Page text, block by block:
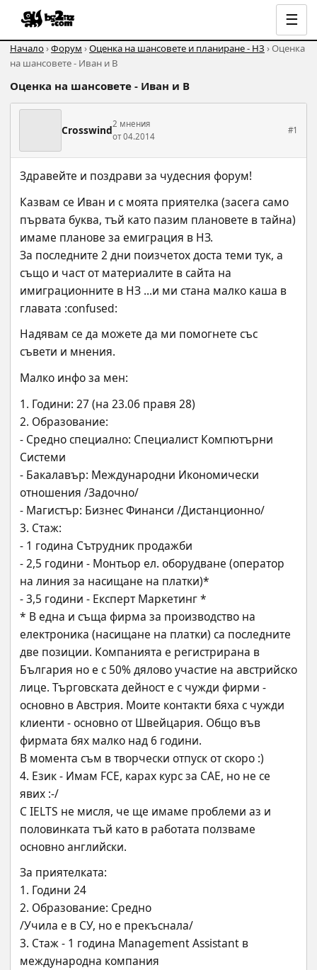
☰
Начало›Форум ›Оценка на шансовете и планиране - НЗ › Оценка
на шансовете - Иван и В
Оценка на шансовете - Иван и В
Crosswind2 мнения
от 04.2014
#1
Здравейте и поздрави за чудесния форум!
Казвам се Иван и с моята приятелка (засега само
първата буква, тъй като пазим плановете в тайна)
имаме планове за емиграция в НЗ.
За последните 2 дни поизчетох доста теми тук, а
също и част от материалите в сайта на
имиграционните в НЗ ...и ми стана малко каша в
главата :confused:
Надявам се да можете да ми помогнете със
съвети и мнения.
Малко инфо за мен:
1. Години: 27 (на 23.06 правя 28)
2. Образование:
- Средно специално: Специалист Компютърни
Системи
- Бакалавър: Международни Икономически
отношения /Задочно/
- Магистър: Бизнес Финанси /Дистанционно/
3. Стаж:
- 1 година Сътрудник продажби
- 2,5 години - Монтьор ел. оборудване (оператор
на линия за насищане на платки)*
- 3,5 години - Експерт Маркетинг *
* В една и съща фирма за производство на
електроника (насищане на платки) са последните
две позиции. Компанията е регистрирана в
България но е с 50% дялово участие на австрийско
лице. Търговската дейност е с чужди фирми -
основно в Австрия. Моите контакти бяха с чужди
клиенти - основно от Швейцария. Общо във
фирмата бях малко над 6 години.
В момента съм в творчески отпуск от скоро :)
4. Език - Имам FCE, карах курс за CAE, но не се
явих :-/
С IELTS не мисля, че ще имаме проблеми аз и
половинката тъй като в работата ползваме
основно английски.
За приятелката:
1. Години 24
2. Образование: Средно
/Учила е в СУ, но е прекъснала/
3. Стаж - 1 година Management Assistant в
международна компания